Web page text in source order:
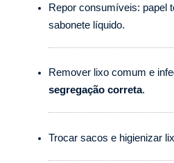
Repor consumíveis: papel
sabonete líquido.
Remover lixo comum e
segregação correta.
Trocar sacos e higienizar